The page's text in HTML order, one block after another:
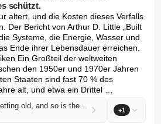
schützt.
altert, und die Kosten dieses Verfalls
Der Bericht von Arthur D. Little „Built
Systeme, die Energie, Wasser und
Ende ihrer Lebensdauer erreichen.
Ein Großteil der weltweiten
den 1950er und 1970er Jahren
Staaten sind fast 70 % des
alt, und etwa ein Drittel …
The power grid is getting old, and so is the cybersecurity protecting it +1